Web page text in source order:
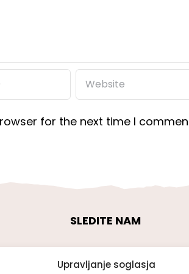
Upravljanje soglasja
for the next time I
SLEDITE NAM